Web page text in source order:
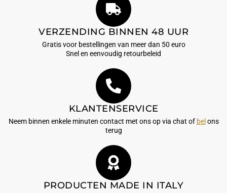
VERZENDING BINNEN 48 UUR
Gratis voor bestellingen van meer dan 50 euro
Snel en eenvoudig retourbeleid
KLANTENSERVICE
Neem binnen enkele minuten contact met ons op via chat of bel ons
terug
PRODUCTEN MADE IN ITALY